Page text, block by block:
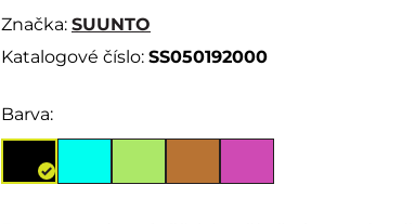
Značka: SUUNTO
Katalogové číslo: SS050192000
Barva: